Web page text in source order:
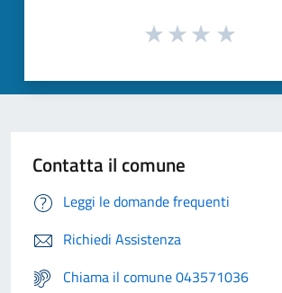
Contatta il comune
Leggi le domande frequenti
Richiedi Assistenza
Chiama il comune 043571036